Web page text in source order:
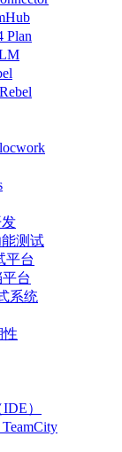
Plan
发
能测试
平台
台
系统
性
）